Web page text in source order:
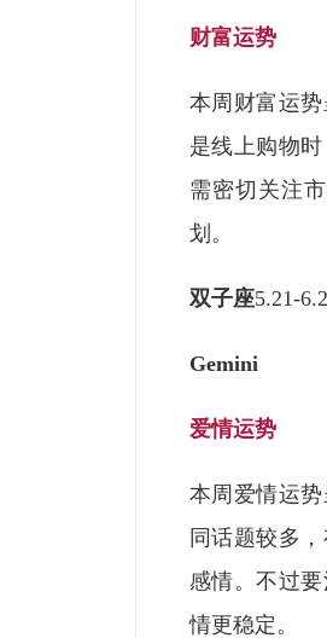
财富运势
本周财富运
是线上购物
需密切关注
划。
双子座5.21-
Gemini
爱情运势
本周爱情运
同话题较多
感情。不过
情更稳定。